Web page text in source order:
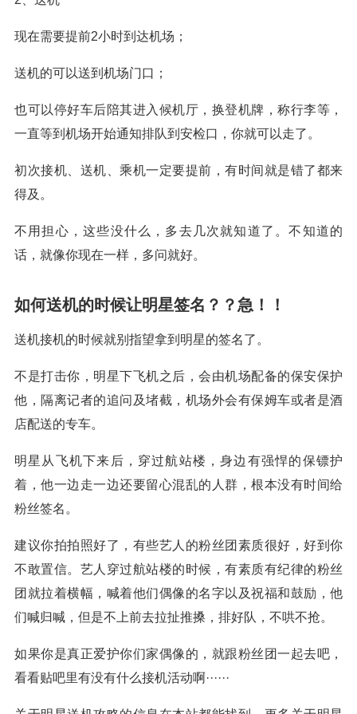
现在需要提前2小时到达机场；
送机的可以送到机场门口；
也可以停好车后陪其进入候机厅，换登机牌，称行李等，
一直等到机场开始通知排队到安检口，你就可以走了。
初次接机、送机、乘机一定要提前，有时间就是错了都来
得及。
不用担心，这些没什么，多去几次就知道了。不知道的
话，就像你现在一样，多问就好。
如何送机的时候让明星签名？？急！！
送机接机的时候就别指望拿到明星的签名了。
不是打击你，明星下飞机之后，会由机场配备的保安保护
他，隔离记者的追问及堵截，机场外会有保姆车或者是酒
店配送的专车。
明星从飞机下来后，穿过航站楼，身边有强悍的保镖护
着，他一边走一边还要留心混乱的人群，根本没有时间给
粉丝签名。
建议你拍拍照好了，有些艺人的粉丝团素质很好，好到你
不敢置信。艺人穿过航站楼的时候，有素质有纪律的粉丝
团就拉着横幅，喊着他们偶像的名字以及祝福和鼓励，他
们喊归喊，但是不上前去拉扯推搡，排好队，不哄不抢。
如果你是真正爱护你们家偶像的，就跟粉丝团一起去吧，
看看贴吧里有没有什么接机活动啊······